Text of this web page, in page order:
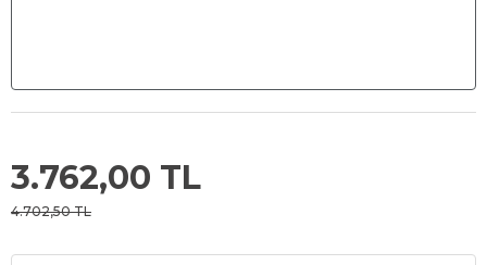
3.762,00 TL
4.702,50 TL